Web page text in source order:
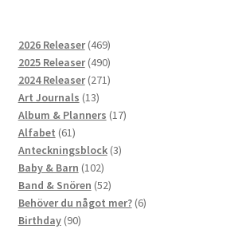
2026 Releaser 469469
produkter
2025 Releaser 490490
produkter
2024 Releaser 271271
Art Journals 1313
produkter
Album & Planners 1717
Alfabet 6161
produkter
Anteckningsblock 33
Baby & Barn 102102
produkter
Band & Snören 5252
produkter
Behöver du något mer? 66
Birthday 9090